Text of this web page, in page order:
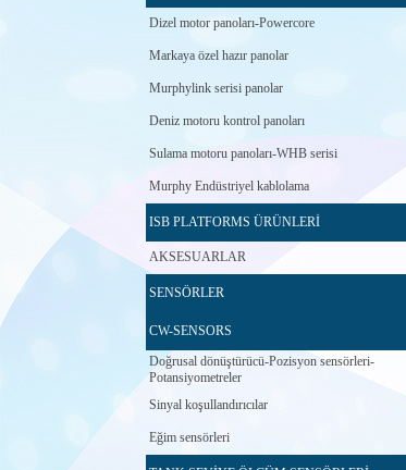
Dizel motor panoları-Powercore
Markaya özel hazır panolar
Murphylink serisi panolar
Deniz motoru kontrol panoları
Sulama motoru panoları-WHB serisi
Murphy Endüstriyel kablolama
ISB PLATFORMS ÜRÜNLERİ
AKSESUARLAR
SENSÖRLER
CW-SENSORS
Doğrusal dönüştürücü-Pozisyon sensörleri-
Potansiyometreler
Sinyal koşullandırıcılar
Eğim sensörleri